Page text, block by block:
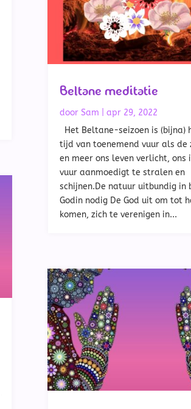
Beltane meditatie
door Sam
apr 29, 2022
Het Beltane-seizoen is (bijna)
tijd van toenemend vuur als de
en meer ons leven verlicht, ons
vuur aanmoedigt te stralen en
schijnen.De natuur uitbundig in
Godin nodig De God uit om tot
komen, zich te verenigen in...